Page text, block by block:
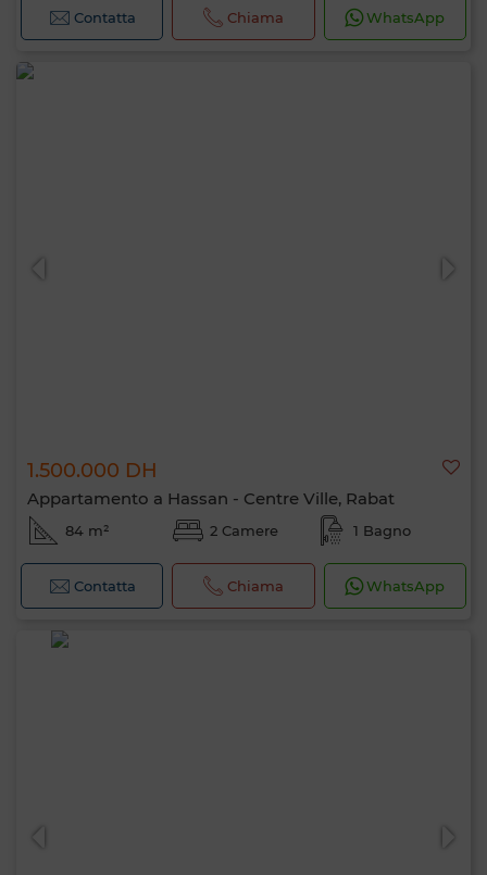
Contatta Chiama WhatsApp
1.500.000 DH
Appartamento a Hassan - Centre Ville, Rabat
84 m² 2 Camere 1 Bagno
Contatta Chiama WhatsApp